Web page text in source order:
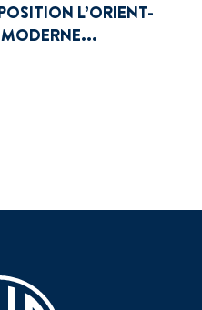
L’ORIENT-
MODERNE...